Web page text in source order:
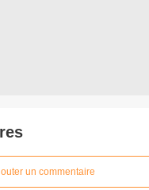
un commentaire